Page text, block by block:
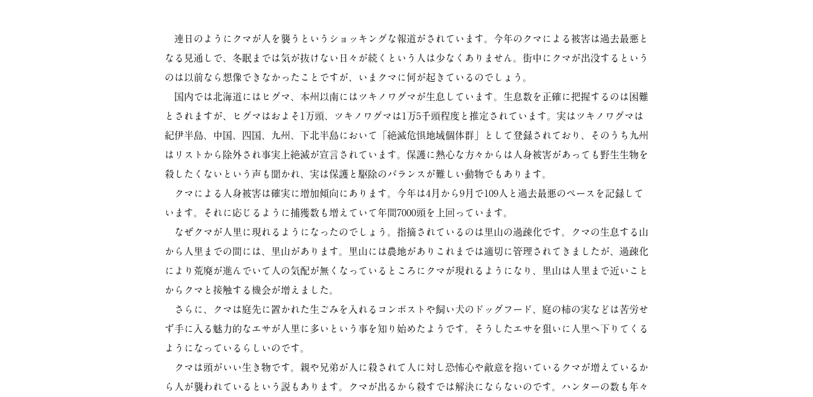
連日のようにクマが人を襲うというショッキングな報道がされています。今年のクマによる被害は過去最悪と
なる見通しで、冬眠までは気が抜けない日々が続くという人は少なくありません。街中にクマが出没するという
のは以前なら想像できなかったことですが、いまクマに何が起きているのでしょう。
国内では北海道にはヒグマ、本州以南にはツキノワグマが生息しています。生息数を正確に把握するのは困難
とされますが、ヒグマはおよそ1万頭、ツキノワグマは1万5千頭程度と推定されています。実はツキノワグマは
紀伊半島、中国、四国、九州、下北半島において「絶滅危惧地域個体群」として登録されており、そのうち九州
はリストから除外され事実上絶滅が宣言されています。保護に熱心な方々からは人身被害があっても野生生物を
殺したくないという声も聞かれ、実は保護と駆除のバランスが難しい動物でもあります。
クマによる人身被害は確実に増加傾向にあります。今年は4月から9月で109人と過去最悪のペースを記録して
います。それに応じるように捕獲数も増えていて年間7000頭を上回っています。
なぜクマが人里に現れるようになったのでしょう。指摘されているのは里山の過疎化です。クマの生息する山
から人里までの間には、里山があります。里山には農地がありこれまでは適切に管理されてきましたが、過疎化
により荒廃が進んでいて人の気配が無くなっているところにクマが現れるようになり、里山は人里まで近いこと
からクマと接触する機会が増えました。
さらに、クマは庭先に置かれた生ごみを入れるコンポストや飼い犬のドッグフード、庭の柿の実などは苦労せ
ず手に入る魅力的なエサが人里に多いという事を知り始めたようです。そうしたエサを狙いに人里へ下りてくる
ようになっているらしいのです。
クマは頭がいい生き物です。親や兄弟が人に殺されて人に対し恐怖心や敵意を抱いているクマが増えているか
ら人が襲われているという説もあります。クマが出るから殺すでは解決にならないのです。ハンターの数も年々